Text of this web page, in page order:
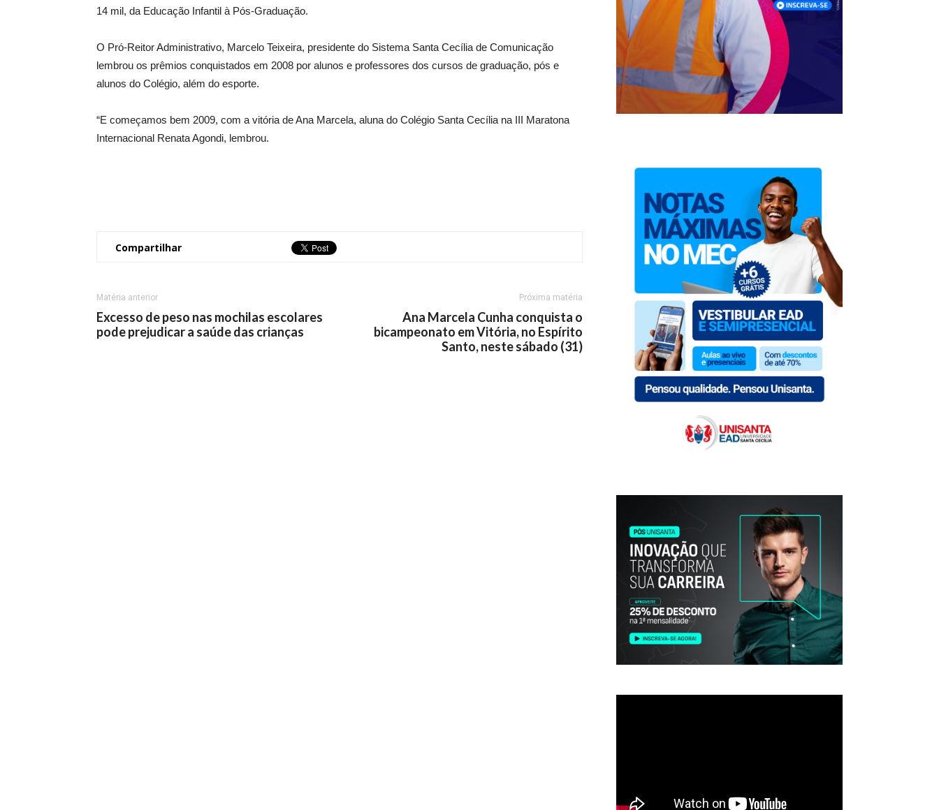
14 mil, da Educação Infantil à Pós-Graduação.
O Pró-Reitor Administrativo, Marcelo Teixeira, presidente do Sistema Santa Cecília de Comunicação
lembrou os prêmios conquistados em 2008 por alunos e professores dos cursos de graduação, pós e
alunos do Colégio, além do esporte.
“E começamos bem 2009, com a vitória de Ana Marcela, aluna do Colégio Santa Cecília na III Maratona
Internacional Renata Agondi, lembrou.
Compartilhar
Matéria anterior
Excesso de peso nas mochilas escolares
pode prejudicar a saúde das crianças
Próxima matéria
Ana Marcela Cunha conquista o
bicampeonato em Vitória, no Espírito
Santo, neste sábado (31)